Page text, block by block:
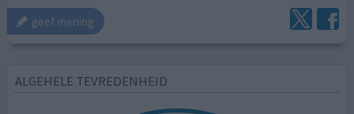
geef mening
ALGEHELE TEVREDENHEID